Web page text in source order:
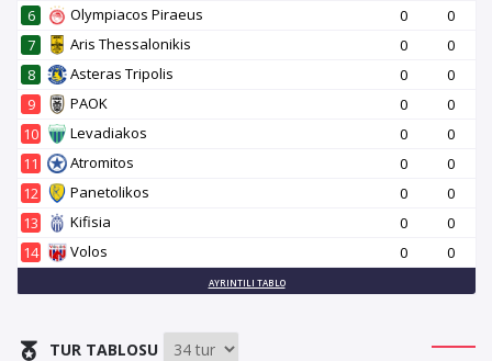
6
Olympiacos Piraeus 0
0
7
Aris Thessalonikis 0
0
8
Asteras Tripolis 0
0
9
PAOK 0
0
10
Levadiakos 0
0
11
Atromitos 0
0
12
Panetolikos 0
0
13
Kifisia 0
0
14
Volos 0 0
AYRINTILI TABLO
TUR TABLOSU